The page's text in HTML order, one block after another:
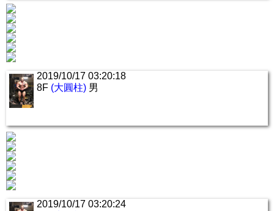
2019/10/17 03:20:18
8F (大圓柱) 男
2019/10/17 03:20:24